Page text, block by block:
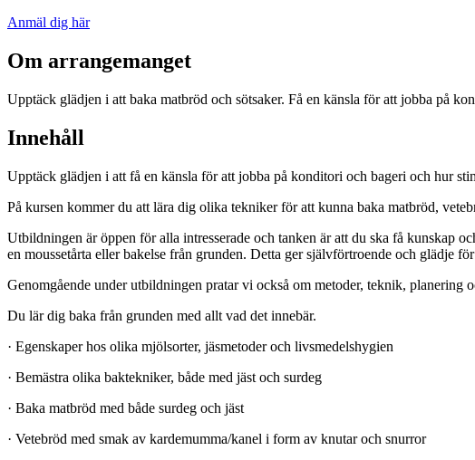
Anmäl dig här
Om arrangemanget
Upptäck glädjen i att baka matbröd och sötsaker. Få en känsla för att jobba på
Innehåll
Upptäck glädjen i att få en känsla för att jobba på konditori och bageri och hur
På kursen kommer du att lära dig olika tekniker för att kunna baka matbröd,
Utbildningen är öppen för alla intresserade och tanken är att du ska få kunskap
en moussetårta eller bakelse från grunden. Detta ger självförtroende och glädje
Genomgående under utbildningen pratar vi också om metoder, teknik, planering
Du lär dig baka från grunden med allt vad det innebär.
· Egenskaper hos olika mjölsorter, jäsmetoder och livsmedelshygien
· Bemästra olika baktekniker, både med jäst och surdeg
· Baka matbröd med både surdeg och jäst
· Vetebröd med smak av kardemumma/kanel i form av knutar och snurror